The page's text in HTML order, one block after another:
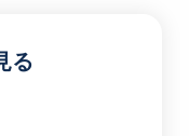
る